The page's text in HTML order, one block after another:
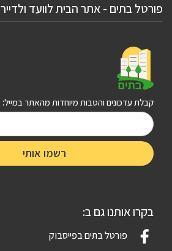
פורטל בתים - אתר הבית לוועד ולדייר
קבלת עדכונים והטבות מיוחדות מהאתר במייל:
בקרו אותנו גם ב:
פורטל בתים בפייסבוק